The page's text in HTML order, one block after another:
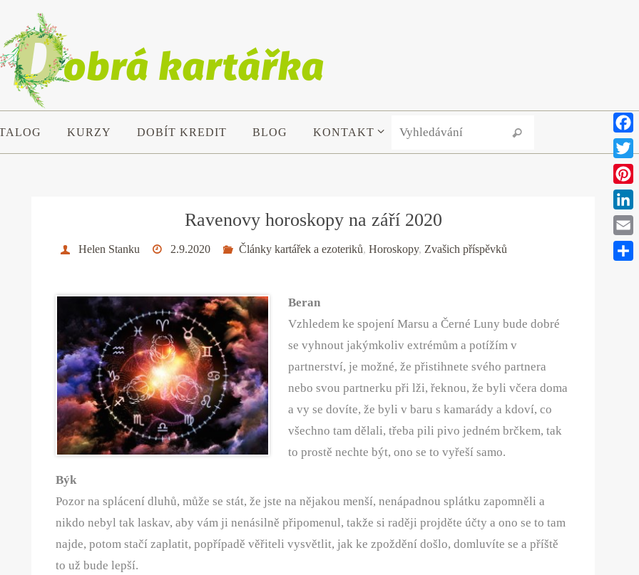
KURZY DOBÍT KREDIT BLOG KONTAKT Vyhledávání
Ravenovy horoskopy na září 2020
Helen Stanku 2.9.2020 Články kartářek a ezoteriků,Horoskopy, Zvašich příspěvků
Beran
Vzhledem ke spojení Marsu a Černé Luny bude dobré
se vyhnout jakýmkoliv extrémům a potížím v
partnerství, je možné, že přistihnete svého partnera
nebo svou partnerku při lži, řeknou, že byli včera doma
a vy se dovíte, že byli v baru s kamarády a kdoví, co
všechno tam dělali, třeba pili pivo jedném brčkem, tak
to prostě nechte být, ono se to vyřeší samo.
Býk
Pozor na splácení dluhů, může se stát, že jste na nějakou menší, nenápadnou splátku zapomněli a
nikdo nebyl tak laskav, aby vám ji nenásilně připomenul, takže si raději projděte účty a ono se to tam
najde, potom stačí zaplatit, popřípadě věřiteli vysvětlit, jak ke zpoždění došlo, domluvíte se a příště
to už bude lepší.